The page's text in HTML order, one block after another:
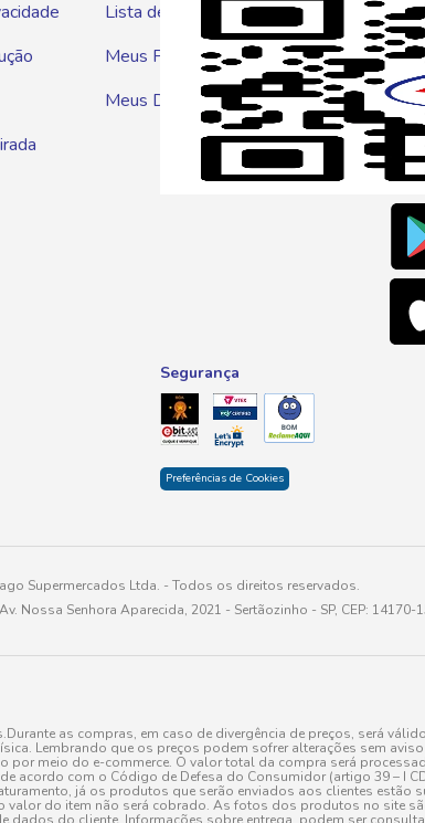
Lista de Compras
Meus Pedidos
Meus Descontos
WhatsApp
Telefone
0800 016
E-mail
Segurança
Preferências de Cookies
Supermercados Ltda. - Todos os direitos reservados.
Nossa Senhora Aparecida, 2021 - Sertãozinho - SP, CEP: 14170-
as compras, em caso de divergência de preços, será
Lembrando que os preços podem sofrer alterações sem
meio do e-commerce. O valor total da compra será
com o Código de Defesa do Consumidor (artigo 39 – I
já os produtos que serão enviados aos clientes
valor do item não será cobrado. As fotos dos produtos no site